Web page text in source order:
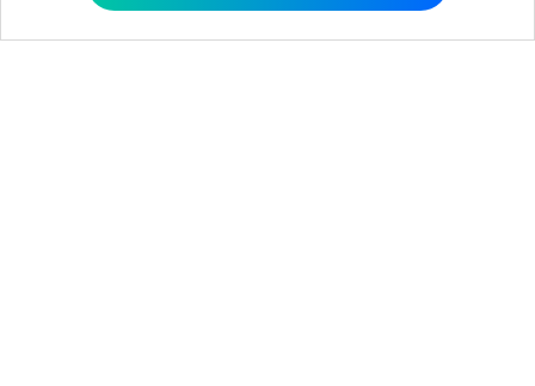
Открыть в MobileTrans